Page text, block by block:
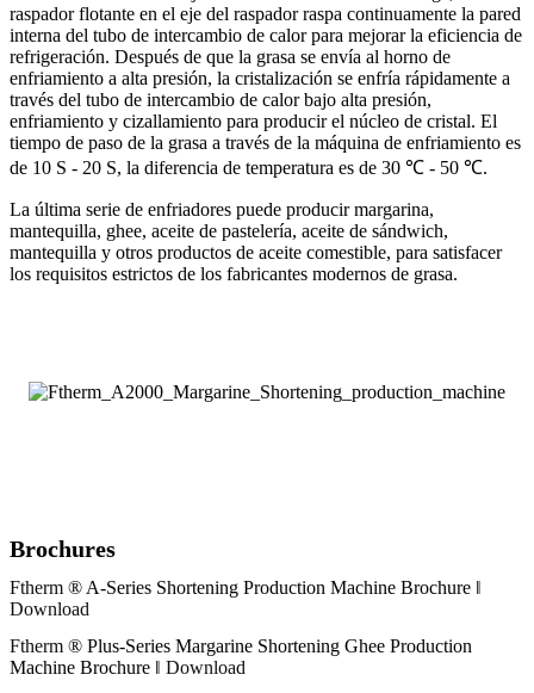
raspador flotante en el eje del raspador raspa continuamente la pared
interna del tubo de intercambio de calor para mejorar la eficiencia de
refrigeración. Después de que la grasa se envía al horno de
enfriamiento a alta presión, la cristalización se enfría rápidamente a
través del tubo de intercambio de calor bajo alta presión,
enfriamiento y cizallamiento para producir el núcleo de cristal. El
tiempo de paso de la grasa a través de la máquina de enfriamiento es
de 10 S - 20 S, la diferencia de temperatura es de 30 ℃ - 50 ℃.
La última serie de enfriadores puede producir margarina,
mantequilla, ghee, aceite de pastelería, aceite de sándwich,
mantequilla y otros productos de aceite comestible, para satisfacer
los requisitos estrictos de los fabricantes modernos de grasa.
Brochures
Ftherm ® A-Series Shortening Production Machine Brochure ‖
Download
Ftherm ® Plus-Series Margarine Shortening Ghee Production
Machine Brochure ‖ Download